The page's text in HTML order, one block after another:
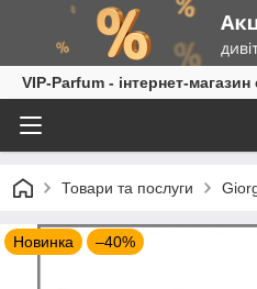
VIP-Parfum - інтернет-магазин
Товари та послуги
Новинка –40%